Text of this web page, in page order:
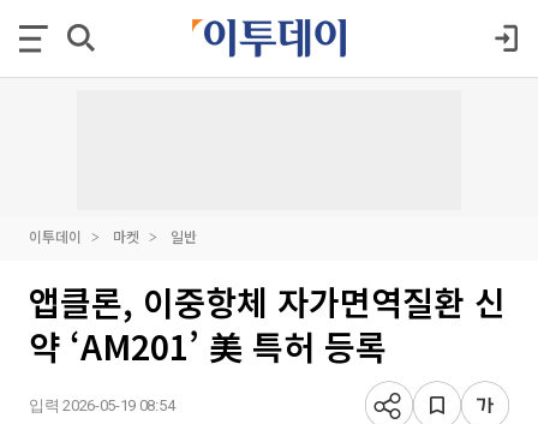
이투데이 마켓 일반
앱클론, 이중항체 자가면역질환 신
약 ‘AM201’ 美 특허 등록
입력 2026-05-19 08:54